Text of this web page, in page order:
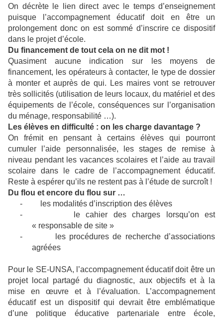
On décrète le lien direct avec le temps d’enseignement
puisque l’accompagnement éducatif doit en être un
prolongement donc on est sommé d’inscrire ce dispositif
dans le projet d’école.
Du financement de tout cela on ne dit mot !
Quasiment aucune indication sur les moyens de
financement, les opérateurs à contacter, le type de dossier
à monter et auprès de qui. Les maires vont se retrouver
très sollicités (utilisation de leurs locaux, du matériel et des
équipements de l’école, conséquences sur l’organisation
du ménage, responsabilité …).
Les élèves en difficulté : on les charge davantage ?
On frémit en pensant à certains élèves qui pourront
cumuler l’aide personnalisée, les stages de remise à
niveau pendant les vacances scolaires et l’aide au travail
scolaire dans le cadre de l’accompagnement éducatif.
Reste à espérer qu’ils ne restent pas à l’étude de surcroît !
Du flou et encore du flou sur …
-
les modalités d’inscription des élèves
-
le cahier des charges lorsqu’on est
« responsable de site »
-
les procédures de recherche d’associations
agréées
Pour le SE-UNSA, l’accompagnement éducatif doit être un
projet local partagé du diagnostic, aux objectifs et à la
mise en œuvre et à l’évaluation. L’accompagnement
éducatif est un dispositif qui devrait être emblématique
d’une politique éducative partenariale entre école,